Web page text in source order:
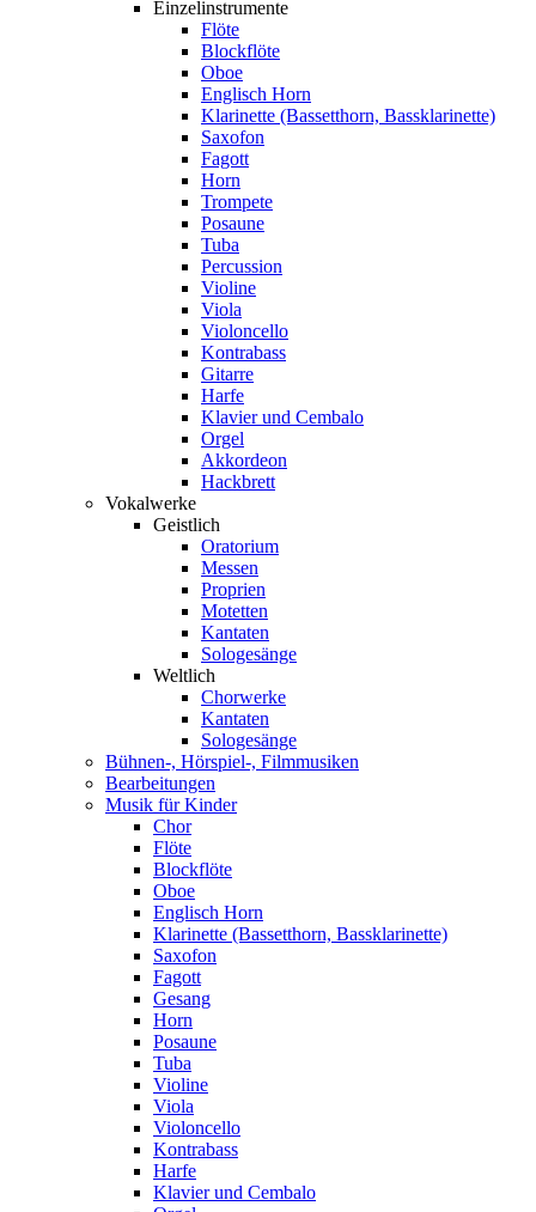
Einzelinstrumente
Flöte
Blockflöte
Oboe
Englisch Horn
Klarinette (Bassetthorn, Bassklarinette)
Saxofon
Fagott
Horn
Trompete
Posaune
Tuba
Percussion
Violine
Viola
Violoncello
Kontrabass
Gitarre
Harfe
Klavier und Cembalo
Orgel
Akkordeon
Hackbrett
Vokalwerke
Geistlich
Oratorium
Messen
Proprien
Motetten
Kantaten
Sologesänge
Weltlich
Chorwerke
Kantaten
Sologesänge
Bühnen-, Hörspiel-, Filmmusiken
Bearbeitungen
Musik für Kinder
Chor
Flöte
Blockflöte
Oboe
Englisch Horn
Klarinette (Bassetthorn, Bassklarinette)
Saxofon
Fagott
Gesang
Horn
Posaune
Tuba
Violine
Viola
Violoncello
Kontrabass
Harfe
Klavier und Cembalo